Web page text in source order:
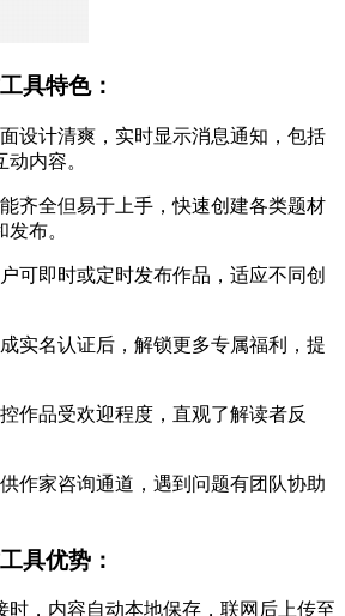
具特色：
设计清爽，实时显示消息通知，包括
内容。
齐全但易于上手，快速创建各类题材
布。
可即时或定时发布作品，适应不同创
实名认证后，解锁更多专属福利，提
作品受欢迎程度，直观了解读者反
作家咨询通道，遇到问题有团队协助
具优势：
时，内容自动本地保存，联网后上传至